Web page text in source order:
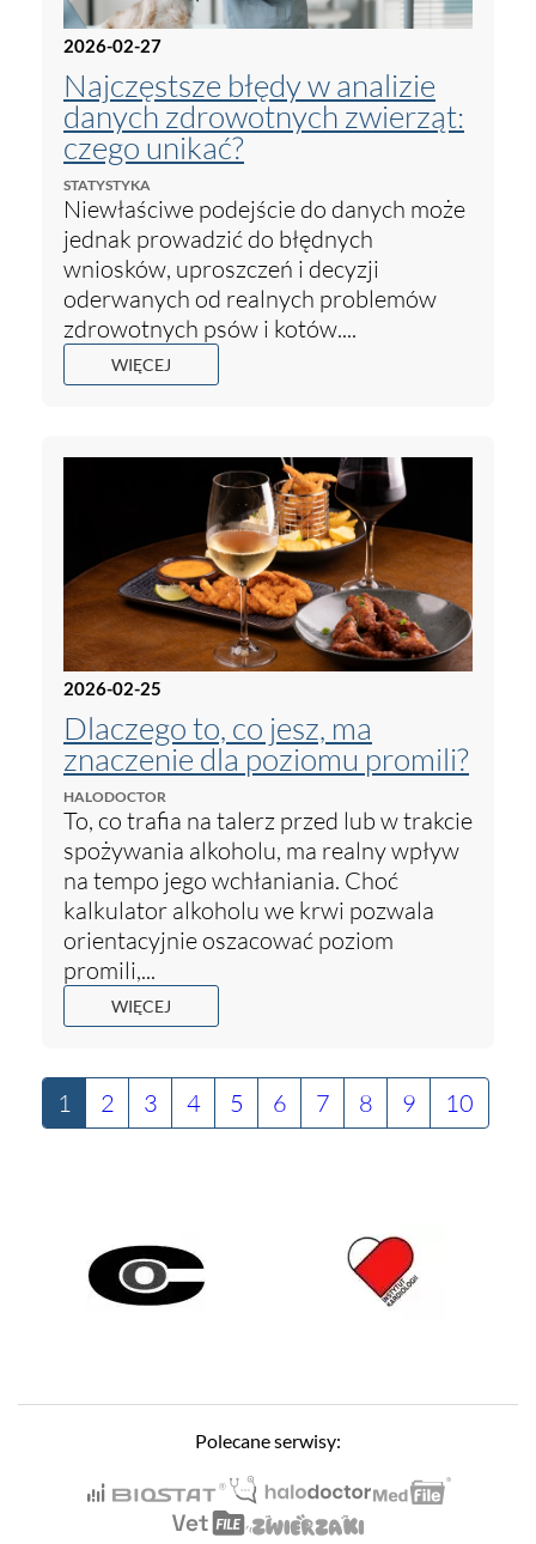
2026-02-27
Najczęstsze błędy w analizie
danych zdrowotnych zwierząt:
czego unikać?
STATYSTYKA
Niewłaściwe podejście do danych może
jednak prowadzić do błędnych
wniosków, uproszczeń i decyzji
oderwanych od realnych problemów
zdrowotnych psów i kotów....
WIĘCEJ
2026-02-25
Dlaczego to, co jesz, ma
znaczenie dla poziomu promili?
HALODOCTOR
To, co trafia na talerz przed lub w trakcie
spożywania alkoholu, ma realny wpływ
na tempo jego wchłaniania. Choć
kalkulator alkoholu we krwi pozwala
orientacyjnie oszacować poziom
promili,...
WIĘCEJ
1 2 3 4 5 6 7 8 9 10
Polecane serwisy: